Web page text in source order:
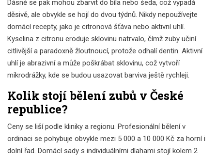
Dásně se pak mohou zbarvit do bíla nebo šeda, což vypadá
děsivě, ale obvykle se hojí do dvou týdnů. Nikdy nepoužívejte
domácí recepty, jako je citronová šťáva nebo aktivní uhlí.
Kyselina z citronu eroduje sklovinu natrvalo, čímž zuby učiní
citlivější a paradoxně žloutnoucí, protože odhalí dentin. Aktivní
uhlí je abrazivní a může poškrábat sklovinu, což vytvoří
mikrodrážky, kde se budou usazovat barviva ještě rychleji.
Kolik stojí bělení zubů v České
republice?
Ceny se liší podle kliniky a regionu. Profesionální bělení v
ordinaci se pohybuje obvykle mezi 5 000 a 10 000 Kč za horní i
dolní řad. Domácí sady s individuálními dlahami stojí kolem 2